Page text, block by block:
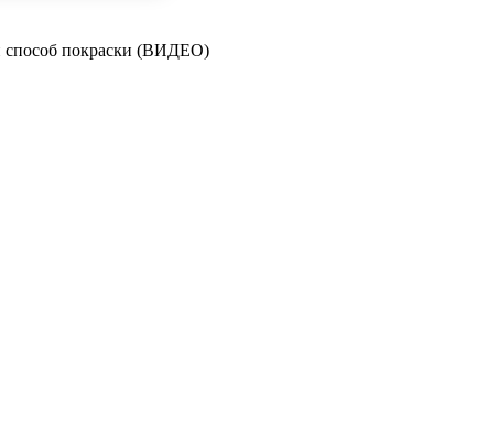
способ покраски (ВИДЕО)